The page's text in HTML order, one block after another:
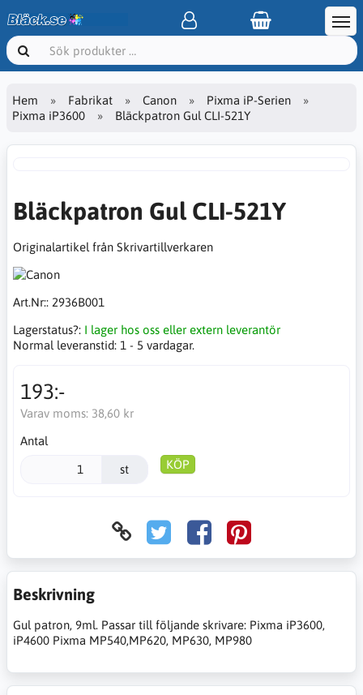
Hem Fabrikat Canon
Pixma iP-Serien
Pixma iP3600
Bläckpatron Gul CLI-521Y
Bläckpatron Gul CLI-521Y
Originalartikel från Skrivartillverkaren
Art.Nr:: 2936B001
Lagerstatus?: I lager hos oss eller extern leverantör
Normal leveranstid: 1 - 5 vardagar.
193:-
Varav moms: 38,60 kr
Antal
st KÖP
Beskrivning
Gul patron, 9ml. Passar till följande skrivare: Pixma iP3600,
iP4600 Pixma MP540,MP620, MP630, MP980